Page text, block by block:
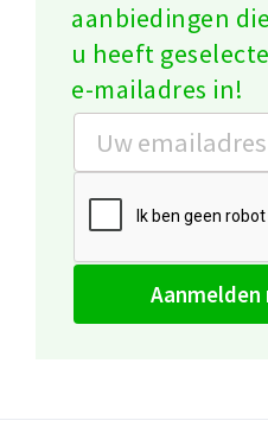
aanbiedingen
u heeft
e-mailadres in!